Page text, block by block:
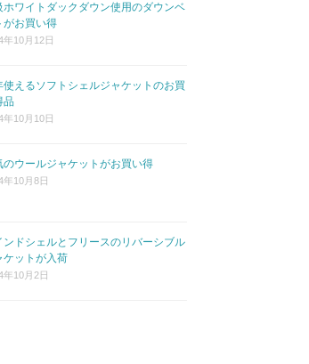
ホワイトダックダウン使用のダウンベ
がお買い得
年10月12日
使えるソフトシェルジャケットのお買
品
年10月10日
のウールジャケットがお買い得
年10月8日
ンドシェルとフリースのリバーシブル
ケットが入荷
年10月2日